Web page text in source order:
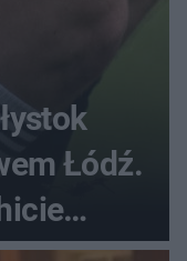
Łódź.